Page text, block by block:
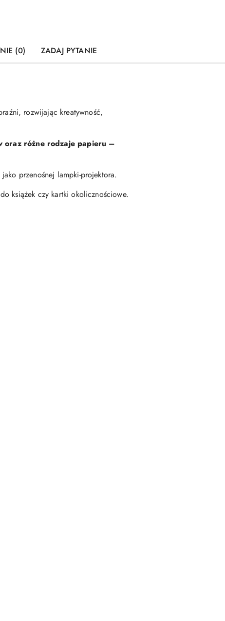
(0) ZADAJ PYTANIE
rozwijając kreatywność,
oraz różne rodzaje papieru –
przenośnej lampki-projektora.
książek czy kartki okolicznościowe.